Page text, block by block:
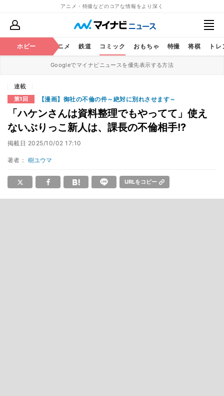
アニメ・特撮などのコアな情報をより深く
ホビー アニメ 鉄道 コミック おもちゃ 特撮 将棋 ト
Googleでマイナビニュースを優先表示する方法
連載
第1回 【漫画】御社の不倫の件～絶対に別れさせます～
「ハケンさんは資料整理でもやってて」使え
ないぶりっこ新人は、課長の不倫相手!?
掲載日 2025/10/02 17:10
著者： 樹ユウマ
URLをコピー